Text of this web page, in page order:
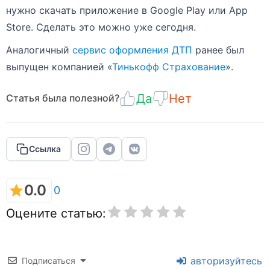
нужно скачать приложение в Google Play или App
Store. Сделать это можно уже сегодня.
Аналогичный сервис оформления ДТП ранее был
выпущен компанией «Тинькофф Страхование».
Статья была полезной? Да Нет
Ссылка
0.0 0
Оцените статью:
Подписаться авторизуйтесь